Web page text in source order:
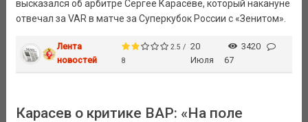
высказался об арбитре Сергее Карасёве, который накануне
отвечал за VAR в матче за Суперкубок России с «Зенитом».
Лента
новостей
2.5 /
8
20
Июля
3420
67
Карасев о критике ВАР: «На поле